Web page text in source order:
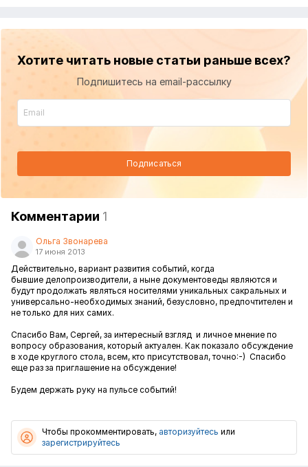
Хотите читать новые статьи раньше всех?
Подпишитесь на email-рассылку
Подписаться
Комментарии 1
Ольга Звонарева
17 июня 2013
Действительно, вариант развития событий, когда
бывшие делопроизводители, а ныне документоведы являются и
будут продолжать являться носителями уникальных сакральных и
универсально-необходимых знаний, безусловно, предпочтителен и
не только для них самих.
Спасибо Вам, Сергей, за интересный взгляд и личное мнение по
вопросу образования, который актуален. Как показало обсуждение
в ходе круглого стола, всем, кто присутствовал, точно:-) Спасибо
еще раз за приглашение на обсуждение!
Будем держать руку на пульсе событий!
Чтобы прокомментировать, авторизуйтесь или
зарегистрируйтесь